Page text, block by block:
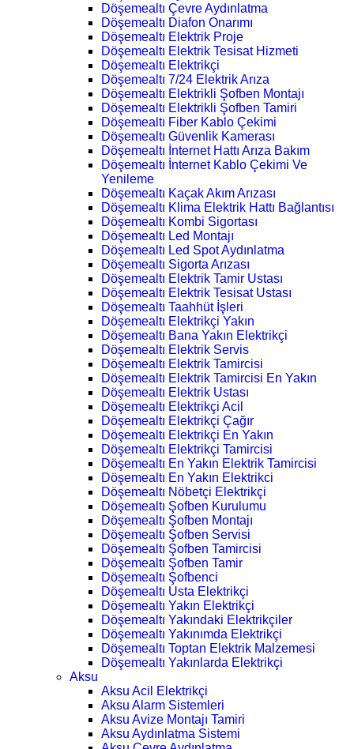
Döşemealtı Çevre Aydınlatma
Döşemealtı Diafon Onarımı
Döşemealtı Elektrik Proje
Döşemealtı Elektrik Tesisat Hizmeti
Döşemealtı Elektrikçi
Döşemealtı 7/24 Elektrik Arıza
Döşemealtı Elektrikli Şofben Montajı
Döşemealtı Elektrikli Şofben Tamiri
Döşemealtı Fiber Kablo Çekimi
Döşemealtı Güvenlik Kamerası
Döşemealtı İnternet Hattı Arıza Bakım
Döşemealtı İnternet Kablo Çekimi Ve
Yenileme
Döşemealtı Kaçak Akım Arızası
Döşemealtı Klima Elektrik Hattı Bağlantısı
Döşemealtı Kombi Sigortası
Döşemealtı Led Montajı
Döşemealtı Led Spot Aydınlatma
Döşemealtı Sigorta Arızası
Döşemealtı Elektrik Tamir Ustası
Döşemealtı Elektrik Tesisat Ustası
Döşemealtı Taahhüt İşleri
Döşemealtı Elektrikçi Yakın
Döşemealtı Bana Yakın Elektrikçi
Döşemealtı Elektrik Servis
Döşemealtı Elektrik Tamircisi
Döşemealtı Elektrik Tamircisi En Yakın
Döşemealtı Elektrik Ustası
Döşemealtı Elektrikçi Acil
Döşemealtı Elektrikçi Çağır
Döşemealtı Elektrikçi En Yakın
Döşemealtı Elektrikçi Tamircisi
Döşemealtı En Yakın Elektrik Tamircisi
Döşemealtı En Yakın Elektrikci
Döşemealtı Nöbetçi Elektrikçi
Döşemealtı Şofben Kurulumu
Döşemealtı Şofben Montajı
Döşemealtı Şofben Servisi
Döşemealtı Şofben Tamircisi
Döşemealtı Şofben Tamir
Döşemealtı Şofbenci
Döşemealtı Usta Elektrikçi
Döşemealtı Yakın Elektrikçi
Döşemealtı Yakındaki Elektrikçiler
Döşemealtı Yakınımda Elektrikçi
Döşemealtı Toptan Elektrik Malzemesi
Döşemealtı Yakınlarda Elektrikçi
Aksu
Aksu Acil Elektrikçi
Aksu Alarm Sistemleri
Aksu Avize Montajı Tamiri
Aksu Aydınlatma Sistemi